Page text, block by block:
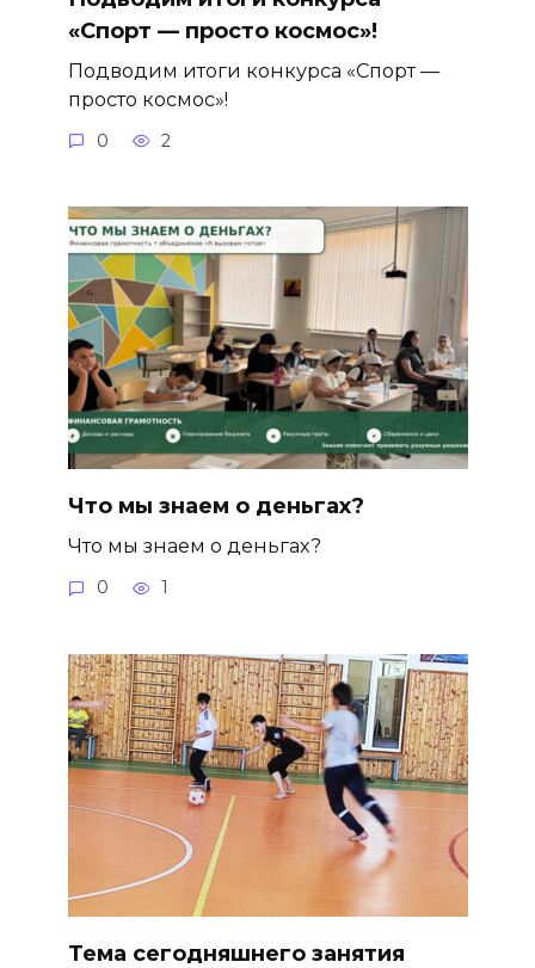
«Спорт — просто космос»!
Подводим итоги конкурса «Спорт —
просто космос»!
0 2
Что мы знаем о деньгах?
Что мы знаем о деньгах?
0 1
Тема сегодняшнего занятия